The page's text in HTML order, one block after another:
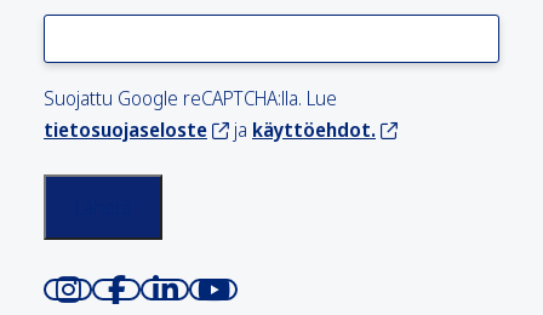
Suojattu Google reCAPTCHA:lla. Lue
tietosuojaseloste
ja käyttöehdot.